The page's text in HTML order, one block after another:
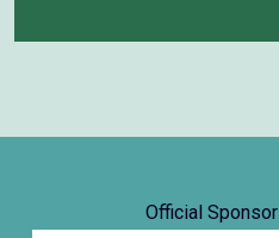
Official Sponsor